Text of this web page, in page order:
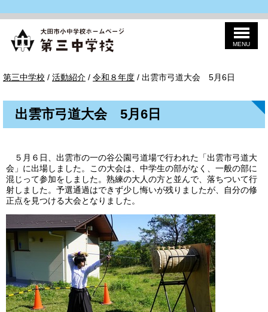
三
MENU
現
の
置：
第三中学校 / 活動紹介 / 令和８年度 / 出雲市弓道大会 5月6日
出雲市弓道大会 5月6日
５月６日、出雲市の一の谷公園弓道場で行われた「出雲市弓道大
会」に出場しました。この大会は、中学生の部がなく、一般の部に
混じって参加をしました。熟練の大人の方と並んで、落ちついて行
射しました。予選通過はできず少し悔いが残りましたが、自分の修
正点を見つける大会となりました。